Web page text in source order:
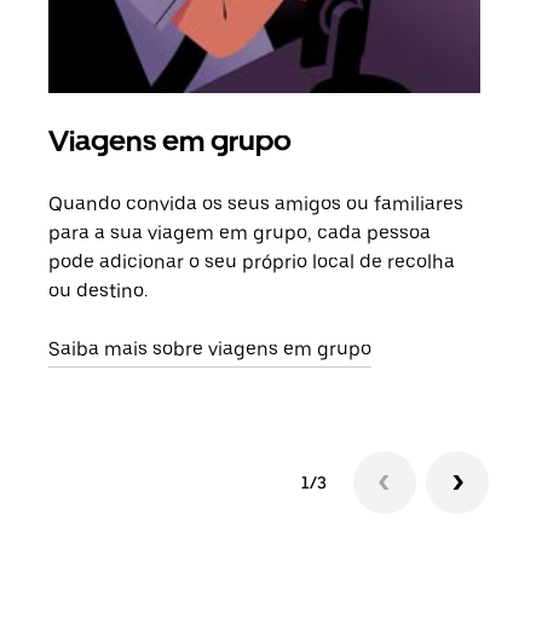
Viagens em grupo
Quando convida os seus amigos ou familiares
para a sua viagem em grupo, cada pessoa
pode adicionar o seu próprio local de recolha
ou destino.
Saiba mais sobre viagens em grupo
1/3